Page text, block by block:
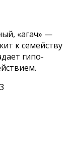
«агач» —
к семейству
гипо-